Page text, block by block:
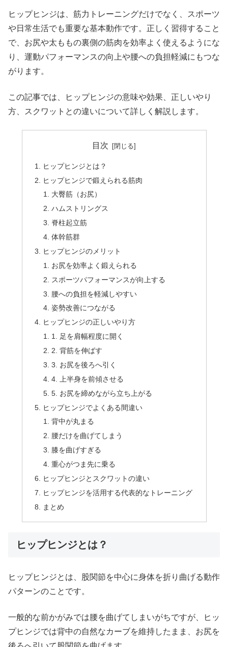
ヒップヒンジは、筋力トレーニングだけでなく、スポーツ
や日常生活でも重要な基本動作です。正しく習得すること
で、お尻や太ももの裏側の筋肉を効率よく使えるようにな
り、運動パフォーマンスの向上や腰への負担軽減にもつな
がります。
この記事では、ヒップヒンジの意味や効果、正しいやり
方、スクワットとの違いについて詳しく解説します。
目次
ヒップヒンジとは？
ヒップヒンジで鍛えられる筋肉
大臀筋（お尻）
ハムストリングス
脊柱起立筋
体幹筋群
ヒップヒンジのメリット
お尻を効率よく鍛えられる
スポーツパフォーマンスが向上する
腰への負担を軽減しやすい
姿勢改善につながる
ヒップヒンジの正しいやり方
1. 足を肩幅程度に開く
2. 背筋を伸ばす
3. お尻を後ろへ引く
4. 上半身を前傾させる
5. お尻を締めながら立ち上がる
ヒップヒンジでよくある間違い
背中が丸まる
腰だけを曲げてしまう
膝を曲げすぎる
重心がつま先に乗る
ヒップヒンジとスクワットの違い
ヒップヒンジを活用する代表的なトレーニング
まとめ
ヒップヒンジとは？
ヒップヒンジとは、股関節を中心に身体を折り曲げる動作
パターンのことです。
一般的な前かがみでは腰を曲げてしまいがちですが、ヒッ
プヒンジでは背中の自然なカーブを維持したまま、お尻を